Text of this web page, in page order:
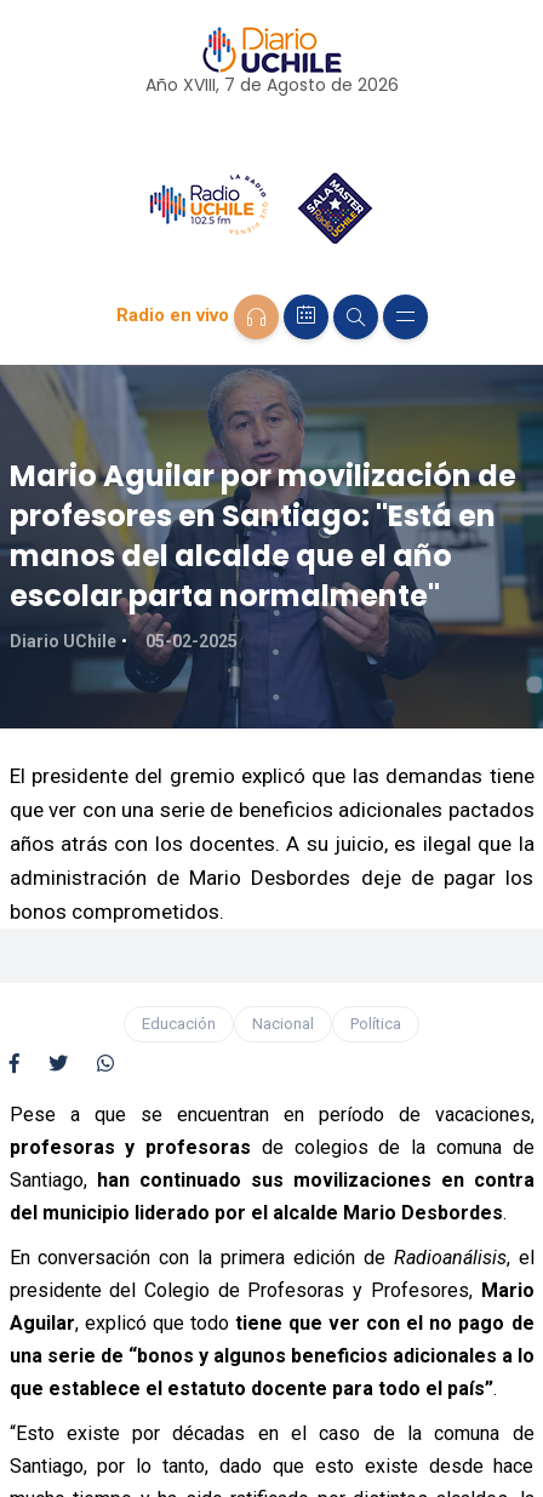
Año XVIII, 7 de Agosto de 2026
Radio en vivo
Mario Aguilar por movilización de
profesores en Santiago: "Está en
manos del alcalde que el año
escolar parta normalmente"
Diario UChile 05-02-2025
El presidente del gremio explicó que las demandas tiene
que ver con una serie de beneficios adicionales pactados
años atrás con los docentes. A su juicio, es ilegal que la
administración de Mario Desbordes deje de pagar los
bonos comprometidos.
Educación Nacional Política
Pese a que se encuentran en período de vacaciones,
profesoras y profesoras de colegios de la comuna de
Santiago,han continuado sus movilizaciones en contra
del municipio liderado por el alcalde Mario Desbordes.
En conversación con la primera edición de Radioanálisis, el
presidente del Colegio de Profesoras y Profesores, Mario
Aguilar,explicó que todo tiene que ver con el no pago de
una serie de “bonos y algunos beneficios adicionales a lo
que establece el estatuto docente para todo el país”.
“Esto existe por décadas en el caso de la comuna de
Santiago, por lo tanto, dado que esto existe desde hace